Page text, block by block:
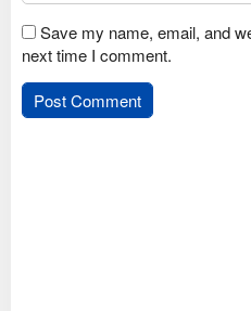
Save my name, email, and
next time I comment.